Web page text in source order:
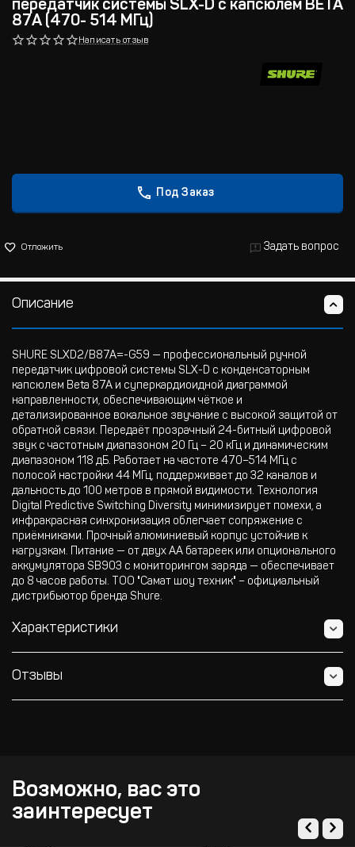
передатчик системы SLX-D с капсюлем BETA
87А (470- 514 МГц)
Написать отзыв
Под Заказ
Отложить Задать вопрос
Описание
SHURE SLXD2/B87A=-G59 — профессиональный ручной
передатчик цифровой системы SLX-D с конденсаторным
капсюлем Beta 87A и суперкардиоидной диаграммой
направленности, обеспечивающим чёткое и
детализированное вокальное звучание с высокой защитой от
обратной связи. Передаёт прозрачный 24-битный цифровой
звук с частотным диапазоном 20 Гц – 20 кГц и динамическим
диапазоном 118 дБ. Работает на частоте 470–514 МГц с
полосой настройки 44 МГц, поддерживает до 32 каналов и
дальность до 100 метров в прямой видимости. Технология
Digital Predictive Switching Diversity минимизирует помехи, а
инфракрасная синхронизация облегчает сопряжение с
приёмниками. Прочный алюминиевый корпус устойчив к
нагрузкам. Питание — от двух AA батареек или опционального
аккумулятора SB903 с мониторингом заряда — обеспечивает
до 8 часов работы. ТОО "Самат шоу техник" – официальный
дистрибьютор бренда Shure.
Характеристики
Отзывы
Возможно, вас это
заинтересует